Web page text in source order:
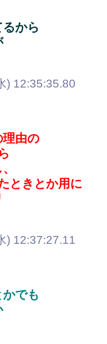
るから
) 12:35:35.80
理由の
ときとか用に
) 12:37:27.11
でも